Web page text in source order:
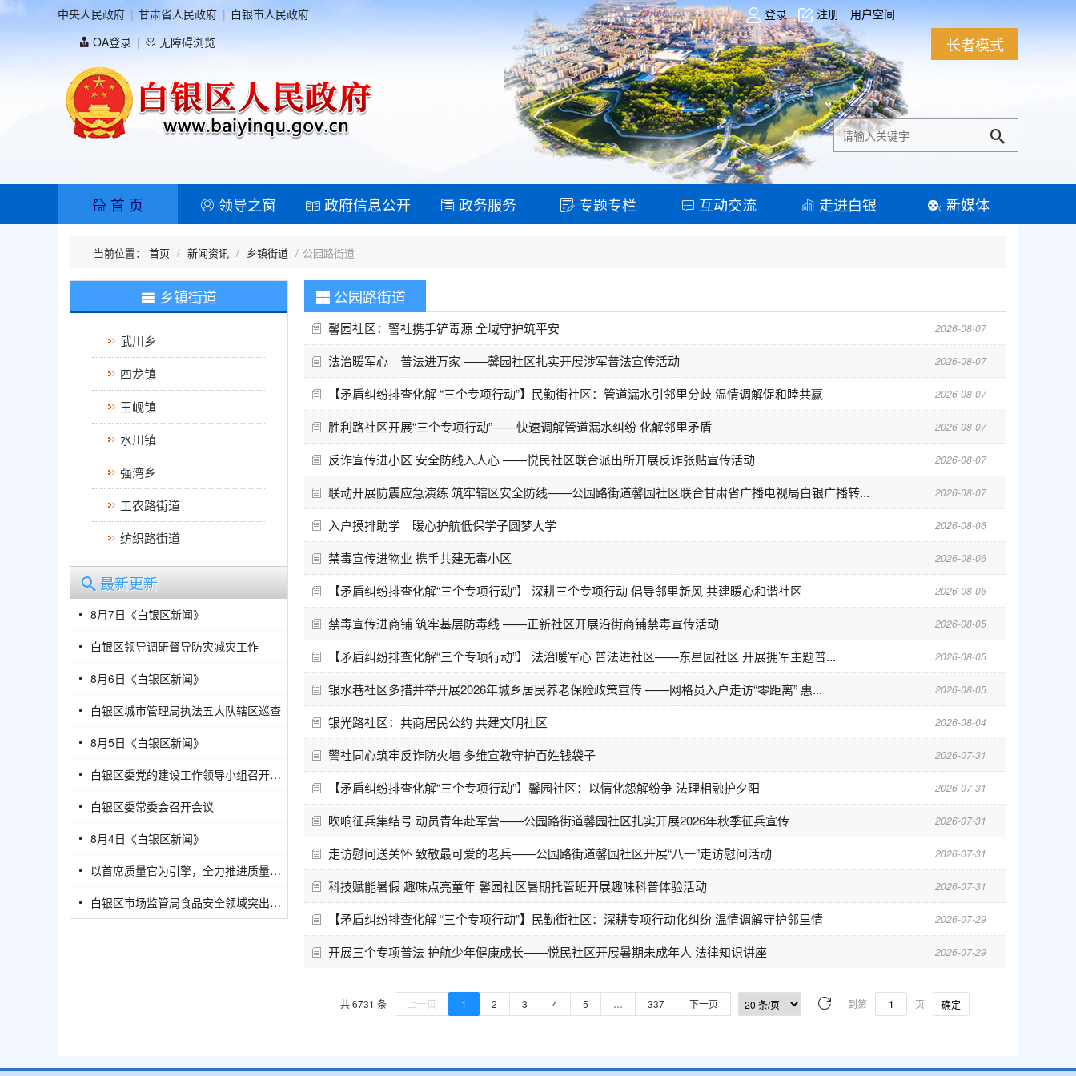
中央人民政府 甘肃省人民政府 白银市人民政府 登录 注册
用户空间
OA登录
无障碍浏览 长者模式
首 页 领导之窗 政府信息公开 政务服务 专题专栏 互动交流 走进白银 新媒体
首页 新闻资讯 乡镇街道 公园路街道
公园路街道
2026-08-07
馨园社区：警社携手铲毒源 全域守护筑平安
2026-08-07
法治暖军心 普法进万家 ——馨园社区扎实开展涉军普法宣传活动
2026-08-07
【矛盾纠纷排查化解 “三个专项行动”】民勤街社区：管道漏水引邻里分歧 温情调解促和睦共赢
2026-08-07
胜利路社区开展“三个专项行动”——快速调解管道漏水纠纷 化解邻里矛盾
2026-08-07
反诈宣传进小区 安全防线入人心 ——悦民社区联合派出所开展反诈张贴宣传活动
2026-08-07
联动开展防震应急演练 筑牢辖区安全防线——公园路街道馨园社区联合甘肃省广播电视局白银广播转...
2026-08-06
入户摸排助学 暖心护航低保学子圆梦大学
2026-08-06
禁毒宣传进物业 携手共建无毒小区
2026-08-06
【矛盾纠纷排查化解“三个专项行动”】 深耕三个专项行动 倡导邻里新风 共建暖心和谐社区
2026-08-05
禁毒宣传进商铺 筑牢基层防毒线 ——正新社区开展沿街商铺禁毒宣传活动
2026-08-05
【矛盾纠纷排查化解“三个专项行动”】 法治暖军心 普法进社区——东星园社区 开展拥军主题普...
2026-08-05
银水巷社区多措并举开展2026年城乡居民养老保险政策宣传 ——网格员入户走访“零距离” 惠...
2026-08-04
银光路社区：共商居民公约 共建文明社区
2026-07-31
警社同心筑牢反诈防火墙 多维宣教守护百姓钱袋子
2026-07-31
【矛盾纠纷排查化解“三个专项行动”】馨园社区：以情化怨解纷争 法理相融护夕阳
2026-07-31
吹响征兵集结号 动员青年赴军营——公园路街道馨园社区扎实开展2026年秋季征兵宣传
2026-07-31
走访慰问送关怀 致敬最可爱的老兵——公园路街道馨园社区开展“八一”走访慰问活动
2026-07-31
科技赋能暑假 趣味点亮童年 馨园社区暑期托管班开展趣味科普体验活动
2026-07-29
【矛盾纠纷排查化解 “三个专项行动”】民勤街社区：深耕专项行动化纠纷 温情调解守护邻里情
2026-07-29
开展三个专项普法 护航少年健康成长——悦民社区开展暑期未成年人 法律知识讲座
共 6731 条 上一页 1 2 3 4 5 … 337 下一页 到第 页 确定
乡镇街道
武川乡
四龙镇
王岘镇
水川镇
强湾乡
工农路街道
纺织路街道
最新更新
8月7日《白银区新闻》
白银区领导调研督导防灾减灾工作
8月6日《白银区新闻》
白银区城市管理局执法五大队辖区巡查
8月5日《白银区新闻》
白银区委党的建设工作领导小组召开2026年第二次会议
白银区委常委会召开会议
8月4日《白银区新闻》
以首席质量官为引擎，全力推进质量强区建设——白银区开展质量强区建设暨企业首席质量官培训会
白银区市场监管局食品安全领域突出问题专项整治典型案例